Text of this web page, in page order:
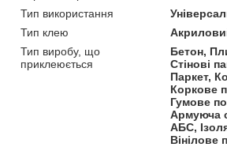
Тип використання
Тип клею
Тип виробу, що
приклеюється
Бетон,
Стінові
Паркет,
Коркове
Гумове
Армуюча
АБС,
Вінілове